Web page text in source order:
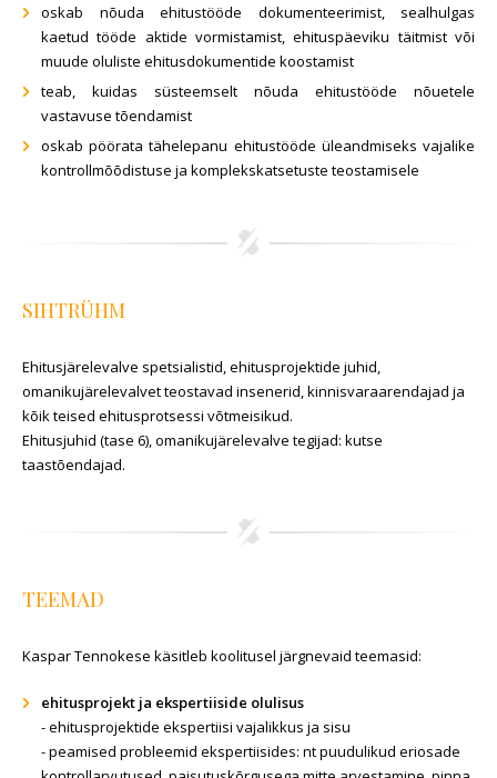
oskab nõuda ehitustööde dokumenteerimist, sealhulgas
kaetud tööde aktide vormistamist, ehituspäeviku täitmist või
muude oluliste ehitusdokumentide koostamist
teab, kuidas süsteemselt nõuda ehitustööde nõuetele
vastavuse tõendamist
oskab pöörata tähelepanu ehitustööde üleandmiseks vajalike
kontrollmõõdistuse ja komplekskatsetuste teostamisele
SIHTRÜHM
Ehitusjärelevalve spetsialistid, ehitusprojektide juhid,
omanikujärelevalvet teostavad insenerid, kinnisvaraarendajad ja
kõik teised ehitusprotsessi võtmeisikud.
Ehitusjuhid (tase 6), omanikujärelevalve tegijad: kutse
taastõendajad.
TEEMAD
Kaspar Tennokese käsitleb koolitusel järgnevaid teemasid:
ehitusprojekt ja ekspertiiside olulisus
-ehitusprojektide ekspertiisi vajalikkus ja sisu
- peamised probleemid ekspertiisides: nt puudulikud eriosade